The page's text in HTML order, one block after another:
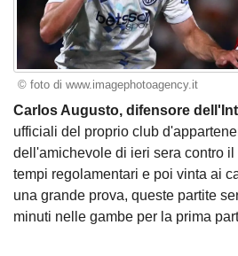
© foto di www.imagephotoagency.it
Carlos Augusto, difensore
ufficiali del proprio club
dell'amichevole di ieri sera contro
tempi regolamentari e poi vinta ai
una grande prova, queste partite
minuti nelle gambe per la prima